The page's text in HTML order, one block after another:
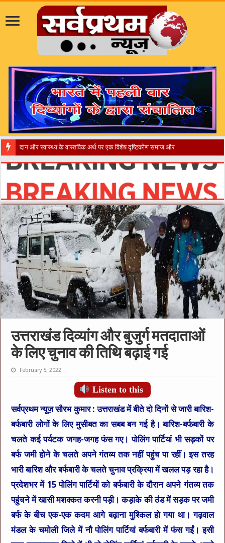
​”कानून तो
उत्तराखंड दिव्यांग और बुजुर्ग मतदाताओं
के लिए चुनाव की तिथि बढ़ाई गई
February 5, 2022
Listen to this
सर्वप्रथम न्यूज़ सौरभ कुमार : उत्तराखंड में बीते दो दिनों से जारी बारिश-
बर्फबारी लोगों के लिए मुसीबत का सबब बन गई है। बारिश-बर्फबारी के
चलते कई पर्यटक जगह-जगह फंस गए। पोलिंग पार्टियां भी सड़कों पर
बर्फ जमी होने के चलते अपने गंतव्य तक नहीं पहुंच पा रहीं। इस तरह
भारी बारिश और बर्फबारी के चलते चुनाव प्रक्रिया में खलल पड़ रहा है।
प्रदेशभर में 15 पोलिंग पार्टियों को बर्फबारी के दौरान अपने गंतव्य तक
पहुंचने में खासी मशक्कत करनी पड़ी। कड़ाके की ठंड में सड़क पर जमी
बर्फ के बीच एक-एक कदम आगे बढ़ाना मुश्किल हो गया था। गढ़वाल
मंडल के चमोली जिले में नौ पोलिंग पार्टियां बर्फबारी में फंस गईं। इसी